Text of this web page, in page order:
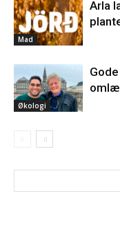
Mad
Arla
Økologi